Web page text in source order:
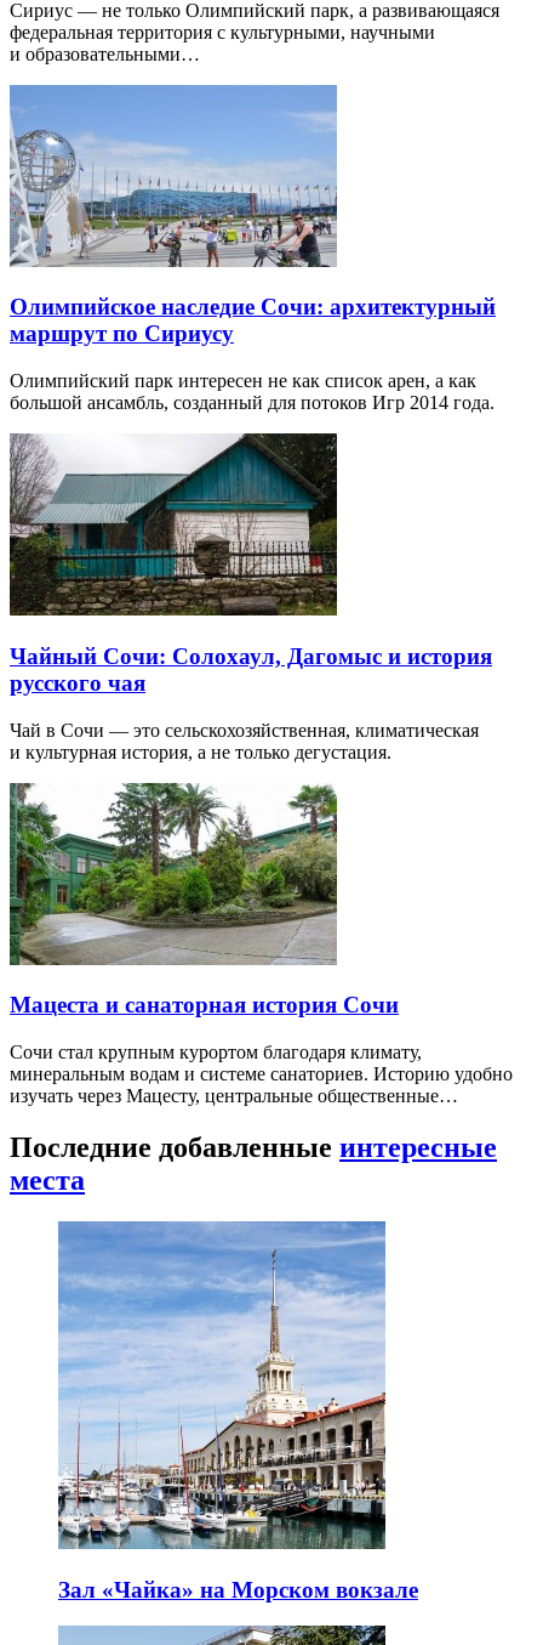
Сириус — не только Олимпийский парк, а развивающаяся
федеральная территория с культурными, научными
и образовательными…
Олимпийское наследие Сочи: архитектурный
маршрут по Сириусу
Олимпийский парк интересен не как список арен, а как
большой ансамбль, созданный для потоков Игр 2014 года.
Чайный Сочи: Солохаул, Дагомыс и история
русского чая
Чай в Сочи — это сельскохозяйственная, климатическая
и культурная история, а не только дегустация.
Мацеста и санаторная история Сочи
Сочи стал крупным курортом благодаря климату,
минеральным водам и системе санаториев. Историю удобно
изучать через Мацесту, центральные общественные…
Последние добавленные интересные
места
Зал «Чайка» на Морском вокзале